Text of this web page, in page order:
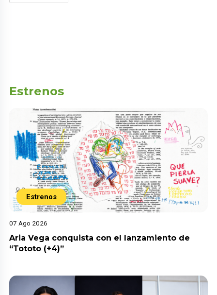
Estrenos
Estrenos
07 Ago 2026
Aria Vega conquista con el lanzamiento de
“Tototo (+4)”